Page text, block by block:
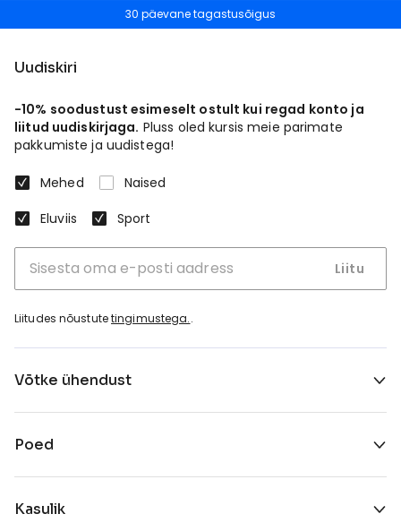
30 päevane tagastusõigus
Uudiskiri
-10% soodustust esimeselt ostult kui regad konto ja
liitud uudiskirjaga. Pluss oled kursis meie parimate
pakkumiste ja uudistega!
Mehed
Naised
Eluviis
Sport
Liitu
Liitudes nõustutetingimustega..
Võtke ühendust
Poed
Kasulik